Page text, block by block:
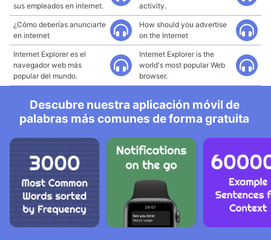
sus empleados en internet.
activity.
¿Cómo deberías anunciarte
en internet
How should you advertise
on the Internet
Internet Explorer es el
navegador web más
popular del mundo.
Internet Explorer is the
world's most popular Web
browser.
Descubre nuestra aplicación móvil de
palabras más comunes de forma gratuita